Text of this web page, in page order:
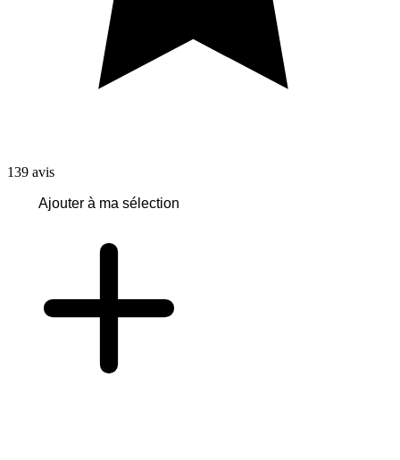
139 avis
Ajouter à ma sélection